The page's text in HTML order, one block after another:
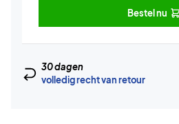
Bestel nu
30 dagen
volledig recht van retour